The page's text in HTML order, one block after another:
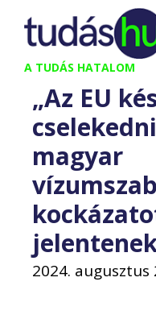
Kilépés
tartalomba
A TUDÁS HATALOM
„Az EU
magyar
2024. augusztus